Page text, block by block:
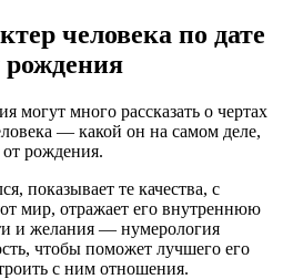
человека по дате
рождения
могут много рассказать о чертах
— какой он на самом деле,
рождения.
показывает те качества, с
мир, отражает его внутреннюю
и желания — нумерология
чтобы поможет лучшего его
с ним отношения.